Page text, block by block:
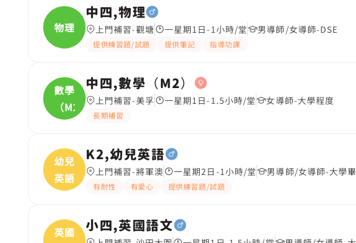
物理
中四,物理
上門補習-觀塘 一星期1日-1小時/堂 男導師/女導師-DSE
提供練習題/試題 提供筆記 指導功課
數學
（M2
中四,數學（M2）
上門補習-美孚 一星期1日-1.5小時/堂 女導師-大學程度
長期補習
幼兒
英語
K2,幼兒英語
上門補習-將軍澳 一星期2日-1小時/堂 男導師/女導師-大學
有耐性 有愛心 提供練習題/試題
英國
小四,英國語文